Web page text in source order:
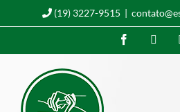
para
conteúdo
(19) 3227-9515 |
Facebook